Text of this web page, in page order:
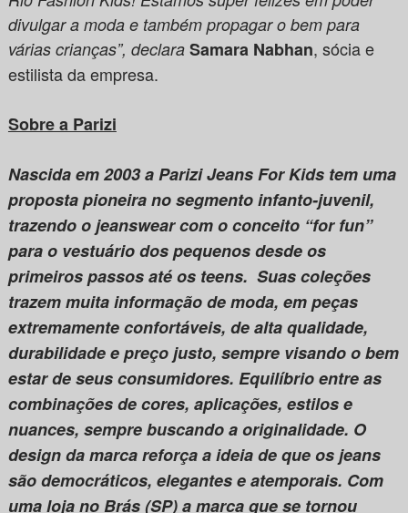
divulgar a moda e também propagar o bem para
várias crianças”, declara Samara Nabhan, sócia e
estilista da empresa.
Sobre a Parizi
Nascida em 2003 a Parizi Jeans For Kids tem uma
proposta pioneira no segmento infanto-juvenil,
trazendo o jeanswear com o conceito “for fun”
para o vestuário dos pequenos desde os
primeiros passos até os teens. Suas coleções
trazem muita informação de moda, em peças
extremamente confortáveis, de alta qualidade,
durabilidade e preço justo, sempre visando o bem
estar de seus consumidores. Equilíbrio entre as
combinações de cores, aplicações, estilos e
nuances, sempre buscando a originalidade. O
design da marca reforça a ideia de que os jeans
são democráticos, elegantes e atemporais. Com
uma loja no Brás (SP) a marca que se tornou